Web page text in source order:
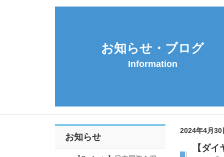
お知らせ・ブログ
Information
2024年4月
【ダ
お知らせ